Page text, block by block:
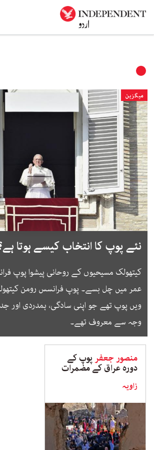
میگزین
نئے پوپ کا انتخاب کیسے ہوتا
ویں پوپ تھے جو اپنی سادگی، ہمدردی اور
وجہ سے معروف تھے۔
منصور جعفر پوپ کے
دورہ عراق کے مضمرات
زاویہ